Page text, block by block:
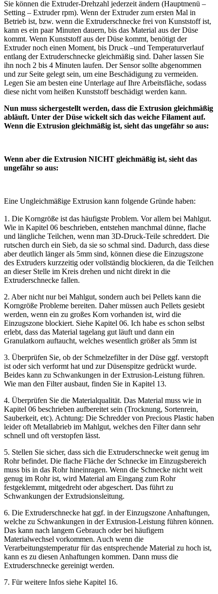
Sie können die Extruder-Drehzahl jederzeit ändern (Hauptmenü –
Setting – Extruder rpm). Wenn der Extruder zum ersten Mal in
Betrieb ist, bzw. wenn die Extruderschnecke frei von Kunststoff ist,
kann es ein paar Minuten dauern, bis das Material aus der Düse
kommt. Wenn Kunststoff aus der Düse kommt, benötigt der
Extruder noch einen Moment, bis Druck –und Temperaturverlauf
entlang der Extruderschnecke gleichmäßig sind. Daher lassen Sie
ihn noch 2 bis 4 Minuten laufen. Der Sensor sollte abgenommen
und zur Seite gelegt sein, um eine Beschädigung zu vermeiden.
Legen Sie am besten eine Unterlage auf Ihre Arbeitsfläche, sodass
diese nicht vom heißen Kunststoff beschädigt werden kann.
Nun muss sichergestellt werden, dass die Extrusion gleichmäßig
abläuft. Unter der Düse wickelt sich das weiche Filament auf.
Wenn die Extrusion gleichmäßig ist, sieht das ungefähr so aus:
Wenn aber die Extrusion NICHT gleichmäßig ist, sieht das
ungefähr so aus:
Eine Ungleichmäßige Extrusion kann folgende Gründe haben:
1. Die Korngröße ist das häufigste Problem. Vor allem bei Mahlgut.
Wie in Kapitel 06 beschrieben, entstehen manchmal dünne, flache
und längliche Teilchen, wenn man 3D-Druck-Teile schreddert. Die
rutschen durch ein Sieb, da sie so schmal sind. Dadurch, dass diese
aber deutlich länger als 5mm sind, können diese die Einzugszone
des Extruders kurzzeitig oder vollständig blockieren, da die Teilchen
an dieser Stelle im Kreis drehen und nicht direkt in die
Extruderschnecke fallen.
2. Aber nicht nur bei Mahlgut, sondern auch bei Pellets kann die
Korngröße Probleme bereiten. Daher müssen auch Pellets gesiebt
werden, wenn ein zu großes Korn vorhanden ist, wird die
Einzugszone blockiert. Siehe Kapitel 06. Ich habe es schon selbst
erlebt, dass das Material tagelang gut läuft und dann ein
Granulatkorn auftaucht, welches wesentlich größer als 5mm ist
3. Überprüfen Sie, ob der Schmelzefilter in der Düse ggf. verstopft
ist oder sich verformt hat und zur Düsenspitze gedrückt wurde.
Beides kann zu Schwankungen in der Extrusion-Leistung führen.
Wie man den Filter ausbaut, finden Sie in Kapitel 13.
4. Überprüfen Sie die Materialqualität. Das Material muss wie in
Kapitel 06 beschrieben aufbereitet sein (Trocknung, Sortenrein,
Sauberkeit, etc). Achtung: Die Schredder von Precious Plastic haben
leider oft Metallabrieb im Mahlgut, welches den Filter dann sehr
schnell und oft verstopfen lässt.
5. Stellen Sie sicher, dass sich die Extruderschnecke weit genug im
Rohr befindet. Die flache Fläche der Schnecke im Einzugsbereich
muss bis in das Rohr hineinragen. Wenn die Schnecke nicht weit
genug im Rohr ist, wird Material am Eingang zum Rohr
festgeklemmt, mitgedreht oder abgeschert. Das führt zu
Schwankungen der Extrudsionsleitung.
6. Die Extruderschnecke hat ggf. in der Einzugszone Anhaftungen,
welche zu Schwankungen in der Extrusion-Leistung führen können.
Das kann nach langem Gebrauch oder bei häufigem
Materialwechsel vorkommen. Auch wenn die
Verarbeitungstemperatur für das entsprechende Material zu hoch ist,
kann es zu diesen Anhaftungen kommen. Dann muss die
Extruderschnecke gereinigt werden.
7. Für weitere Infos siehe Kapitel 16.